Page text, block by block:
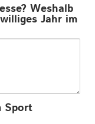
Weshalb
Jahr im
Sport